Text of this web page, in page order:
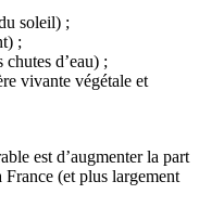
soleil) ;
;
d’eau) ;
vivante végétale et
est d’augmenter la part
France (et plus largement